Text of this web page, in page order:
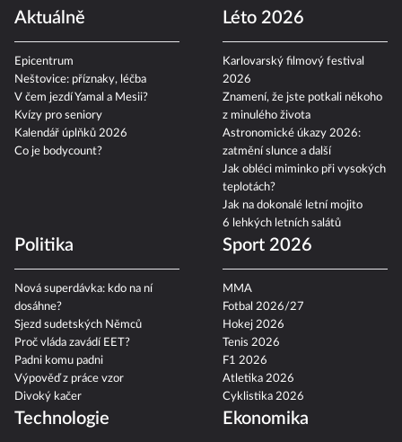
Aktuálně
Epicentrum
Neštovice: příznaky, léčba
V čem jezdí Yamal a Mesii?
Kvízy pro seniory
Kalendář úplňků 2026
Co je bodycount?
Léto 2026
Karlovarský filmový festival
2026
Znamení, že jste potkali někoho
z minulého života
Astronomické úkazy 2026:
zatmění slunce a další
Jak obléci miminko při vysokých
teplotách?
Jak na dokonalé letní mojito
6 lehkých letních salátů
Politika
Nová superdávka: kdo na ní
dosáhne?
Sjezd sudetských Němců
Proč vláda zavádí EET?
Padni komu padni
Výpověď z práce vzor
Divoký kačer
Sport 2026
MMA
Fotbal 2026/27
Hokej 2026
Tenis 2026
F1 2026
Atletika 2026
Cyklistika 2026
Technologie Ekonomika